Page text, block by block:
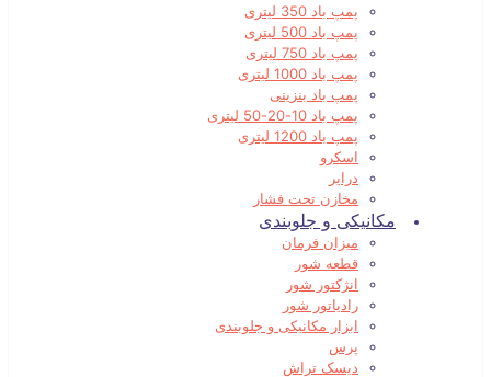
پمپ باد 350 لیتری
پمپ باد 500 لیتری
پمپ باد 750 لیتری
پمپ باد 1000 لیتری
پمپ باد بنزینی
پمپ باد 10-20-50 لیتری
پمپ باد 1200 لیتری
اسکرو
درایر
مخازن تحت فشار
مکانیکی و جلوبندی
میزان فرمان
قطعه شور
انژکتور شور
رادیاتور شور
ابزار مکانیکی و جلوبندی
پرس
دیسک تراش